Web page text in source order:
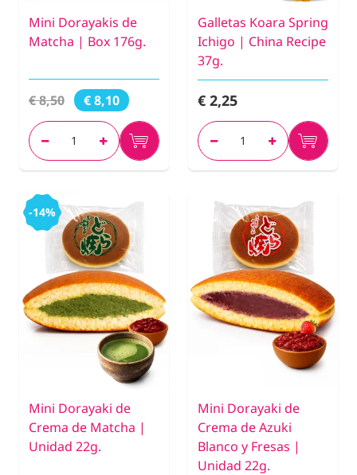
Mini Dorayakis de
Matcha | Box 176g.
€ 8,50 € 8,10
Galletas Koara Spring
Ichigo | China Recipe
37g.
€ 2,25
-14%
Mini Dorayaki de
Crema de Matcha |
Unidad 22g.
Mini Dorayaki de
Crema de Azuki
Blanco y Fresas |
Unidad 22g.